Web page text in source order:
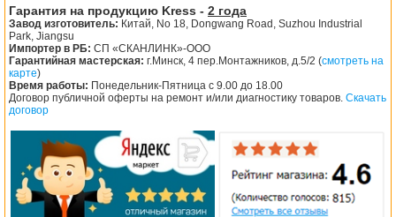
Гарантия на продукцию Kress - 2 года
Завод изготовитель: Китай, No 18, Dongwang Road, Suzhou Industrial
Park, Jiangsu
Импортер в РБ: СП «СКАНЛИНК»-ООО
Гарантийная мастерская: г.Минск, 4 пер.Монтажников, д.5/2 (смотреть на
карте)
Время работы: Понедельник-Пятница с 9.00 до 18.00
Договор публичной оферты на ремонт и/или диагностику товаров. Скачать
договор